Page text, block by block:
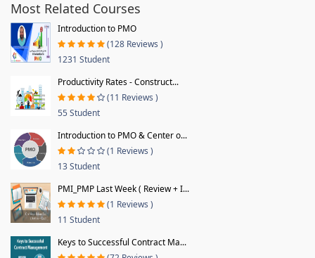
Most Related Courses
Introduction to PMO
(128 Reviews )
1231 Student
Productivity Rates - Construct...
(11 Reviews )
55 Student
Introduction to PMO & Center o...
(1 Reviews )
13 Student
PMI_PMP Last Week ( Review + I...
(1 Reviews )
11 Student
Keys to Successful Contract Ma...